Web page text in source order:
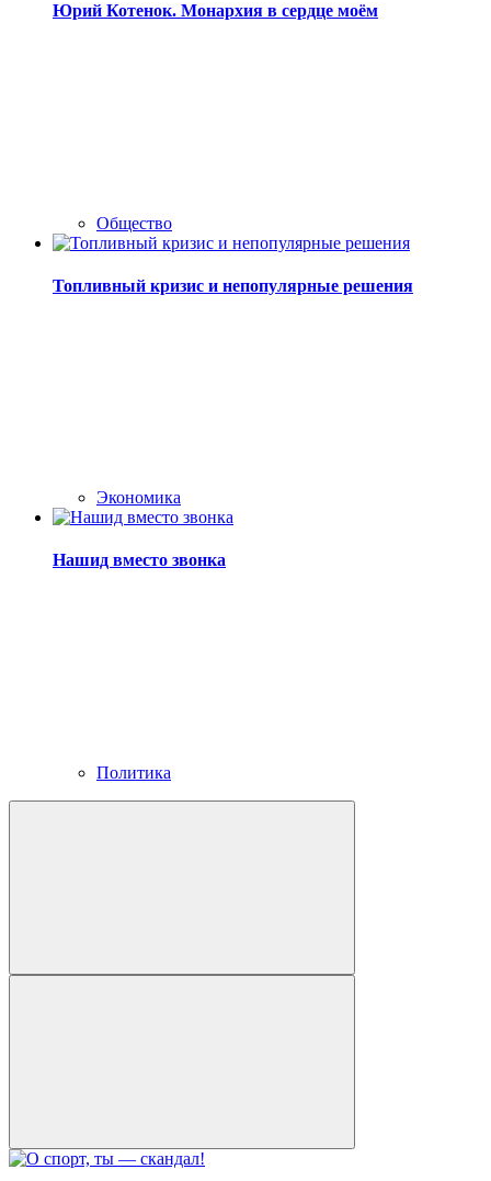
Юрий Котенок. Монархия в сердце моём
Общество
Топливный кризис и непопулярные решения
Экономика
Нашид вместо звонка
Политика